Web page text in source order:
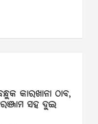
କାରଖାନା ଠାବ,
ସହ ଦୁଇ